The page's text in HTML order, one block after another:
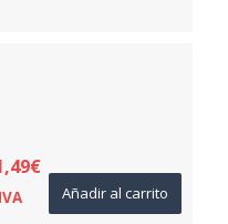
€
Añadir al carrito